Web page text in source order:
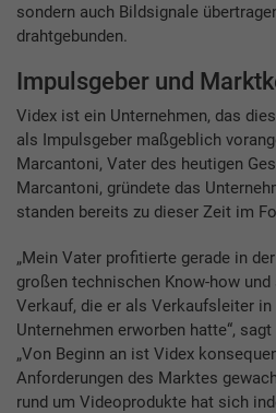
sondern auch Bildsignale
drahtgebunden.
Impulsgeber und
Videx ist ein Unternehmen, das
als Impulsgeber maßgeblich
Marcantoni, Vater des heutigen
Marcantoni, gründete das
standen bereits zu dieser Zeit im
„Mein Vater profitierte gerade in
großen technischen Know-how
Verkauf, die er als Verkaufsleiter
Unternehmen erworben hatte“,
„Von Beginn an ist Videx
Anforderungen des Marktes
rund um Videoprodukte hat sich